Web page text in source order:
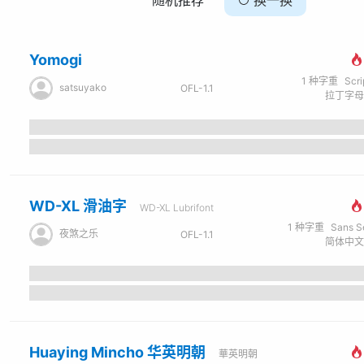
Yomogi
satsuyako OFL-1.1
1 种字重
WD-XL 滑油字 WD-XL Lubrifont
夜煞之乐 OFL-1.1
1 种字重 Sans Serif
Huaying Mincho 华英明朝 華英明朝